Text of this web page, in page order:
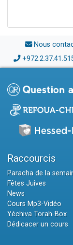
Nous
Raccourcis
Paracha de la
Fêtes Juives
News
Cours Mp3-Vidéo
Yéchiva Torah-Box
Dédicacer un cours